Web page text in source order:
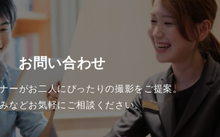
お問い合わせ
ーがお二人にぴったりの撮影をご提案。
などお気軽にご相談ください。